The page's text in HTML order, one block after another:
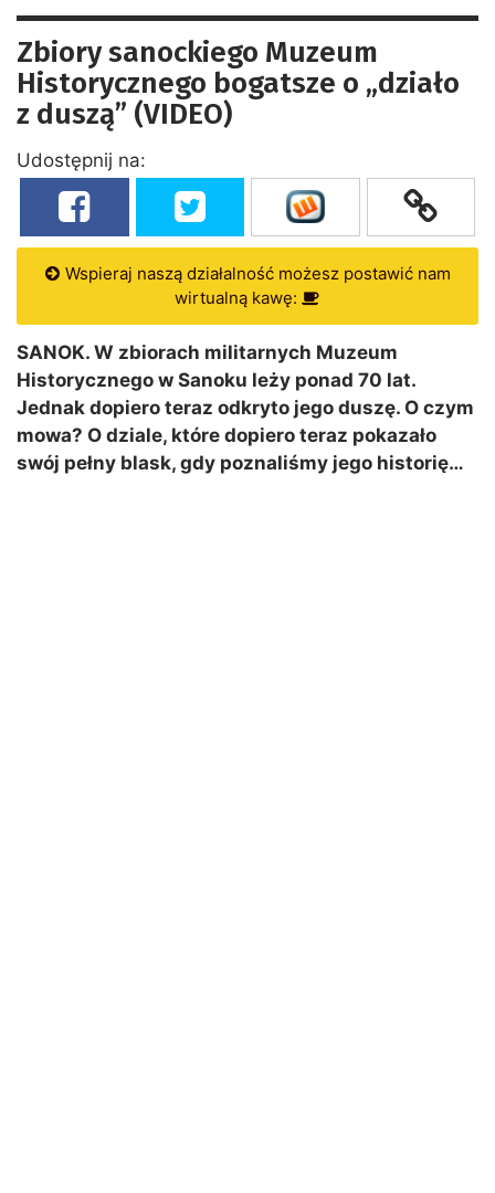
Zbiory sanockiego Muzeum
Historycznego bogatsze o „działo
z duszą” (VIDEO)
Udostępnij na:
Wspieraj naszą działalność możesz postawić nam
wirtualną kawę:
SANOK. W zbiorach militarnych Muzeum
Historycznego w Sanoku leży ponad 70 lat.
Jednak dopiero teraz odkryto jego duszę. O czym
mowa? O dziale, które dopiero teraz pokazało
swój pełny blask, gdy poznaliśmy jego historię…